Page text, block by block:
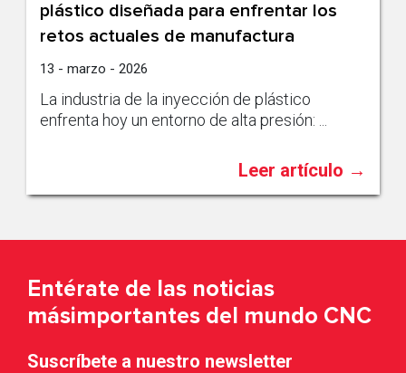
plástico diseñada para enfrentar los
retos actuales de manufactura
13 - marzo - 2026
La industria de la inyección de plástico
enfrenta hoy un entorno de alta presión: ...
Leer artículo →
Entérate de las noticias
másimportantes del mundo CNC
Suscríbete a nuestro newsletter